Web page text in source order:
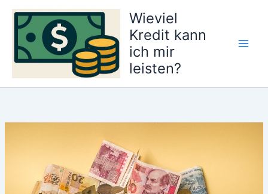
Zum
springen
Wieviel
Kredit kann
ich mir
leisten?